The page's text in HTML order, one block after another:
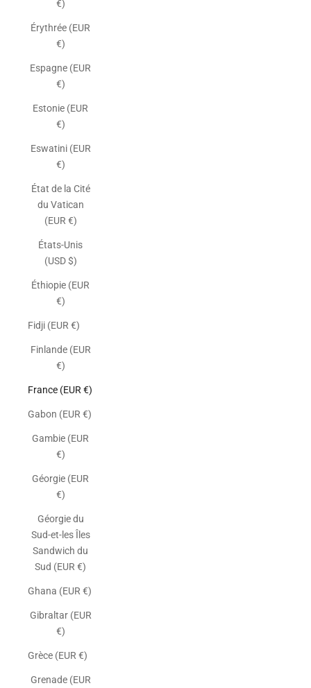
€)
Érythrée (EUR
€)
Espagne (EUR
€)
Estonie (EUR
€)
Eswatini (EUR
€)
État de la Cité
du Vatican
(EUR €)
États-Unis
(USD $)
Éthiopie (EUR
€)
Fidji (EUR €)
Finlande (EUR
€)
France (EUR €)
Gabon (EUR €)
Gambie (EUR
€)
Géorgie (EUR
€)
Géorgie du
Sud-et-les Îles
Sandwich du
Sud (EUR €)
Ghana (EUR €)
Gibraltar (EUR
€)
Grèce (EUR €)
Grenade (EUR